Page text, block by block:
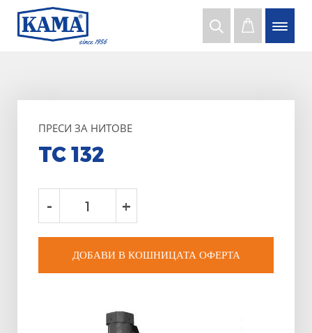
ПРЕСИ ЗА НИТОВЕ
TC 132
- +
ДОБАВИ В КОШНИЦАТА ОФЕРТА